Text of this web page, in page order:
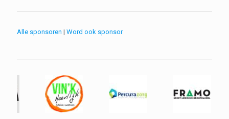
Alle sponsoren | Word ook sponsor